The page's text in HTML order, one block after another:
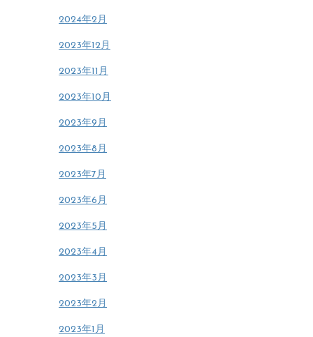
2024年2月
2023年12月
2023年11月
2023年10月
2023年9月
2023年8月
2023年7月
2023年6月
2023年5月
2023年4月
2023年3月
2023年2月
2023年1月